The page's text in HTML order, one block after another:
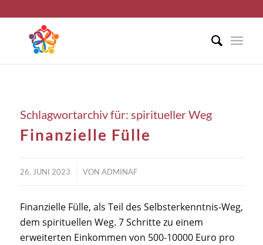
Schlagwortarchiv für: spiritueller Weg
Finanzielle Fülle
26. JUNI 2023 VON ADMINAF
Finanzielle Fülle, als Teil des Selbsterkenntnis-Weg,
dem spirituellen Weg. 7 Schritte zu einem
erweiterten Einkommen von 500-10000 Euro pro